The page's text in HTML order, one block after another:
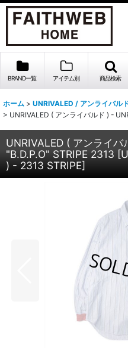
BRAND一覧 アイテム別 商品検索
ホーム > UNRIVALED / アンライバル
> UNRIVALED ( アンライバルド ) -
UNRIVALED ( アンライ
"B.D.P.O" STRIPE 2313 [
) - 2313 STRIPE]